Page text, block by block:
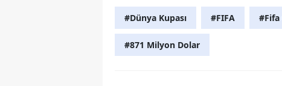
#Dünya Kupası #FIFA
#871 Milyon Dolar